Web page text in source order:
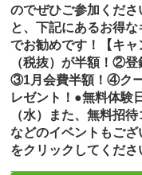
のでぜひご参加くだ
と、下記にあるお得
でお勧めです！【キ
（税抜）が半額！②登
③1月会費半額！④ク
レゼント！●無料体験
（水）また、無料招
などのイベントもご
をクリックしてくださ